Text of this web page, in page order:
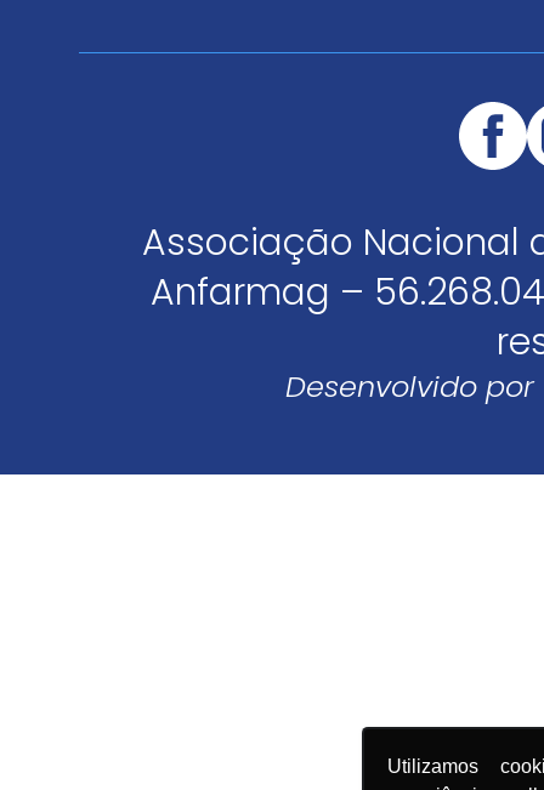
Utilizamos
Associação Nacional
Anfarmag –
Desenvolvido por